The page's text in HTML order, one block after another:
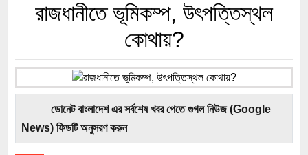
রাজধানীতে ভূমিকম্প, উৎপত্তিস্থল
কোথায়?
ডোনেট বাংলাদেশ এর সর্বশেষ খবর পেতে গুগল নিউজ (Google
News) ফিডটি অনুসরণ করুন